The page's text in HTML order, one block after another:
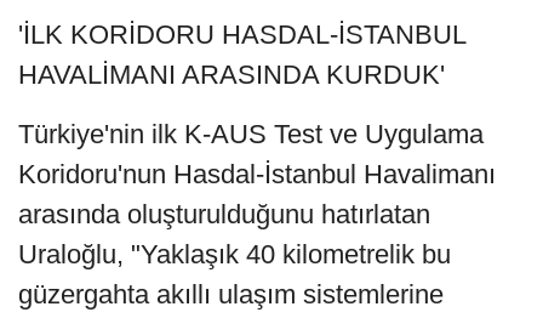
'İLK KORİDORU HASDAL-İSTANBUL
HAVALİMANI ARASINDA KURDUK'
Türkiye'nin ilk K-AUS Test ve Uygulama
Koridoru'nun Hasdal-İstanbul Havalimanı
arasında oluşturulduğunu hatırlatan
Uraloğlu, "Yaklaşık 40 kilometrelik bu
güzergahta akıllı ulaşım sistemlerine